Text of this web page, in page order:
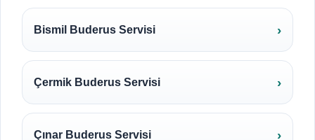
Bismil Buderus Servisi
Çermik Buderus Servisi
Çınar Buderus Servisi